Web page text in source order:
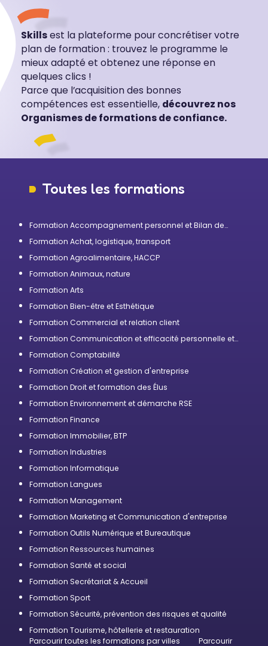
Skillsest la plateforme pour concrétiser votre
plan de formation : trouvez le programme le
mieux adapté et obtenez une réponse en
quelques clics !
Parce que l’acquisition des bonnes
compétences est essentielle, découvrez nos
Organismes de formations de confiance.
Toutes les formations
Formation Accompagnement personnel et Bilan de
Formation Achat, logistique, transport
Formation Agroalimentaire, HACCP
Formation Animaux, nature
Formation Arts
Formation Bien-être et Esthétique
Formation Commercial et relation client
Formation Communication et efficacité personnelle et
Formation Comptabilité
Formation Création et gestion d'entreprise
Formation Droit et formation des Élus
Formation Environnement et démarche RSE
Formation Finance
Formation Immobilier, BTP
Formation Industries
Formation Informatique
Formation Langues
Formation Management
Formation Marketing et Communication d'entreprise
Formation Outils Numérique et Bureautique
Formation Ressources humaines
Formation Santé et social
Formation Secrétariat & Accueil
Formation Sport
Formation Sécurité, prévention des risques et qualité
Formation Tourisme, hôtellerie et restauration
Parcourir toutes les formations par villes
Parcourir